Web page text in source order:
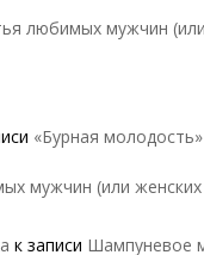
любимых мужчин
«Бурная
мужчин (или
к записи Шампуневое